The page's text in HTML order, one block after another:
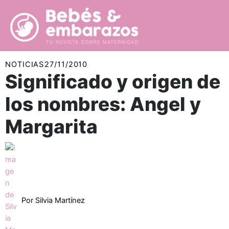
contenido
NOTICIAS27/11/2010
Significado y origen de
los nombres: Angel y
Margarita
Por Silvia Martínez